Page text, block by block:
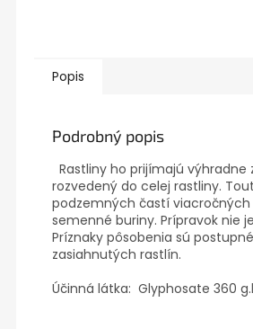
Popis
Podrobný popis
Rastliny ho prijímajú
rozvedený do celej rastliny.
podzemných častí viacročných
semenné buriny. Prípravok nie
Príznaky pôsobenia sú
zasiahnutých rastlín.
Účinná látka: Glyphosate 360